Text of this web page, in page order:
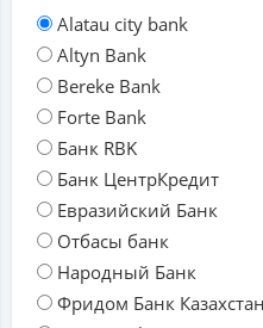
Alatau city bank
Altyn Bank
Bereke Bank
Forte Bank
Банк RBK
Банк ЦентрКредит
Евразийский Банк
Отбасы банк
Народный Банк
Фридом Банк Казахстан